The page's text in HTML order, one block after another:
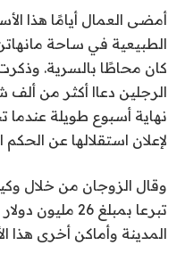
أمضى العمال أيامًا هذا
الطبيعية في ساحة
كان محاطًا بالسرية.
الرجلين دعاا أكثر من
لإعلان استقلالها عن الحكم
وقال الزوجان من خلال
تبرعا بمبلغ 26
المدينة وأماكن أخرى هذا